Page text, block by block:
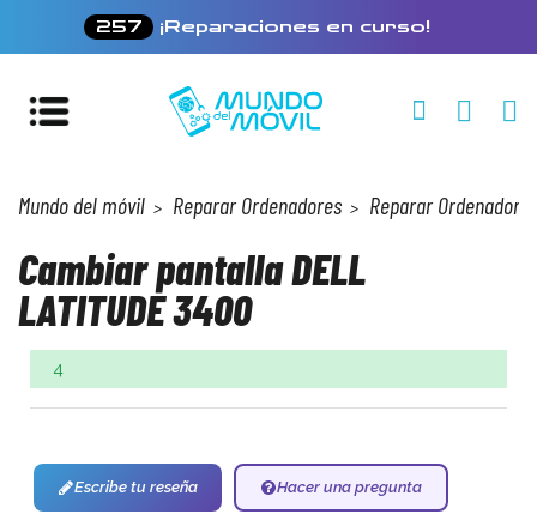
257 ¡Reparaciones en curso!
Mundo del móvil Reparar Ordenadores Reparar
Cambiar pantalla DELL
LATITUDE 3400
4
Escribe tu reseña Hacer una pregunta